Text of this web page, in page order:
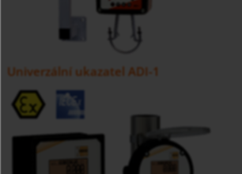
Univerzální ukazatel ADI-1